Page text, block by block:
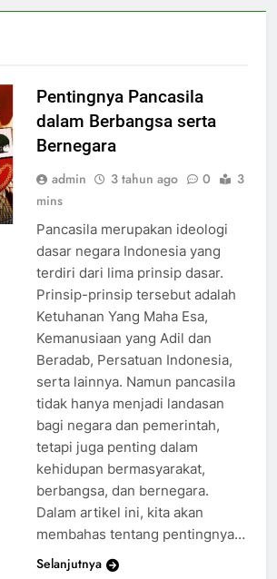
Pentingnya Pancasila
dalam Berbangsa serta
Bernegara
admin 3 tahun ago 0
3
mins
Pancasila merupakan ideologi
dasar negara Indonesia yang
terdiri dari lima prinsip dasar.
Prinsip-prinsip tersebut adalah
Ketuhanan Yang Maha Esa,
Kemanusiaan yang Adil dan
Beradab, Persatuan Indonesia,
serta lainnya. Namun pancasila
tidak hanya menjadi landasan
bagi negara dan pemerintah,
tetapi juga penting dalam
kehidupan bermasyarakat,
berbangsa, dan bernegara.
Dalam artikel ini, kita akan
membahas tentang pentingnya…
Selanjutnya